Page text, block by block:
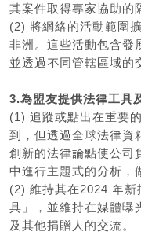
其案件取得專家協助的
(2) 將網絡的活動範圍
非洲。這些活動包含發
並透過不同管轄區域的
3.為盟友提供法律工具
(1) 追蹤或點出在重要
到，但透過全球法律資
創新的法律論點使公司
中進行主題式的分析，
(2) 維持其在2024 年新
具」，並維持在媒體曝
及其他捐贈人的交流。